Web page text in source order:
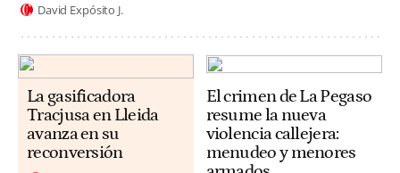
David Expósito J.
La gasificadora
Tracjusa en Lleida
avanza en su
reconversión
El crimen de La Pegaso
resume la nueva
violencia callejera:
menudeo y menores